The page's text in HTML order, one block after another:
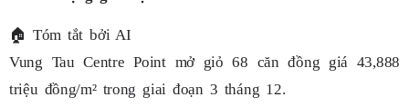
🏠 Tóm tắt bởi AI
Vung Tau Centre Point mở giỏ 68 căn đồng giá 43,888
triệu đồng/m² trong giai đoạn 3 tháng 12.